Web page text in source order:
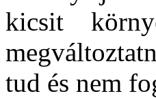
kicsit
tud és nem